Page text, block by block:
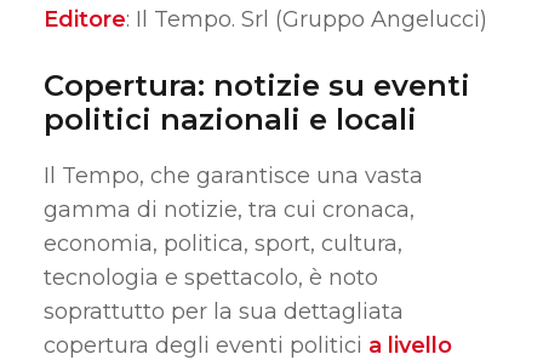
Editore: Il Tempo. Srl (Gruppo Angelucci)
Copertura: notizie su eventi
politici nazionali e locali
Il Tempo, che garantisce una vasta
gamma di notizie, tra cui cronaca,
economia, politica, sport, cultura,
tecnologia e spettacolo, è noto
soprattutto per la sua dettagliata
copertura degli eventi politici a livello